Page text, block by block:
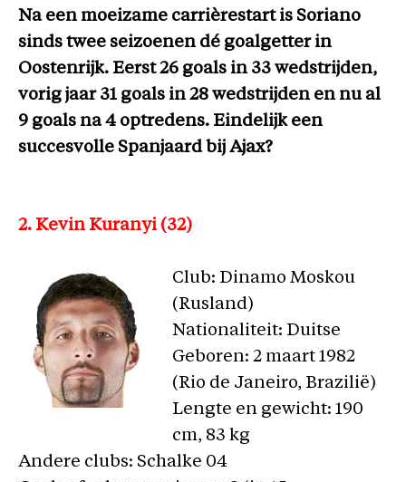
Na een moeizame carrièrestart is Soriano
sinds twee seizoenen dé goalgetter in
Oostenrijk. Eerst 26 goals in 33 wedstrijden,
vorig jaar 31 goals in 28 wedstrijden en nu al
9 goals na 4 optredens. Eindelijk een
succesvolle Spanjaard bij Ajax?
2. Kevin Kuranyi (32)
Club: Dinamo Moskou
(Rusland)
Nationaliteit: Duitse
Geboren: 2 maart 1982
(Rio de Janeiro, Brazilië)
Lengte en gewicht: 190
cm, 83 kg
Andere clubs: Schalke 04